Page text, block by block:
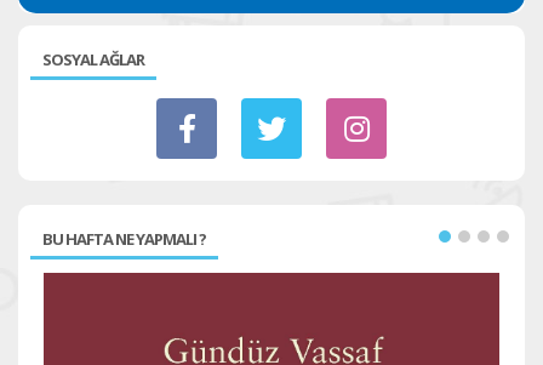
SOSYAL AĞLAR
BU HAFTA NE YAPMALI ?